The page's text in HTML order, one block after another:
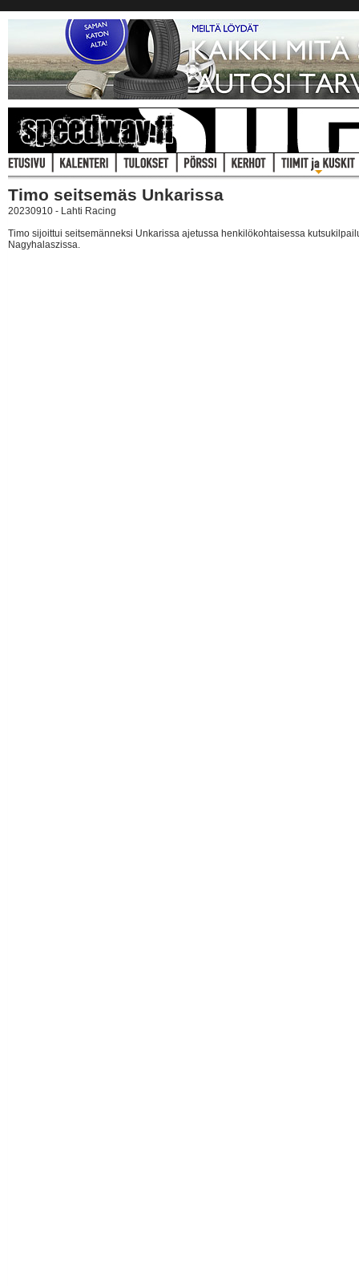
Timo seitsemäs Unkarissa
20230910 - Lahti Racing
Timo sijoittui seitsemänneksi Unkarissa ajetussa henkilökohtaisessa
Nagyhalaszissa.